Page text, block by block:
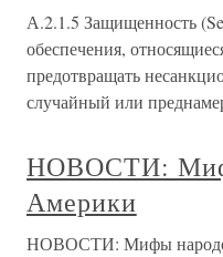
А.2.1.5 Защищенность
обеспечения,
предотвращать
случайный или
НОВОСТИ:
Америки
НОВОСТИ: Мифы